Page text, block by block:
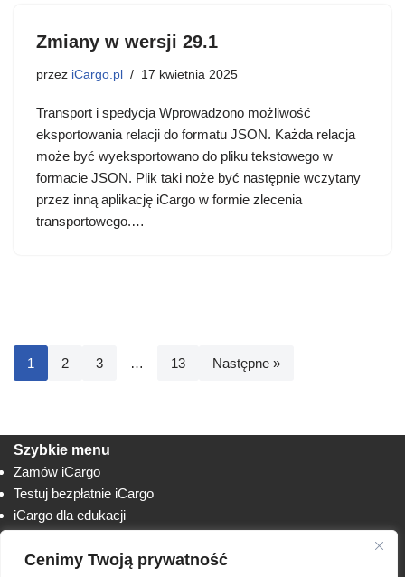
Cenimy Twoją prywatność
Zmiany w wersji 29.1
przez iCargo.pl 17 kwietnia 2025
Transport i spedycja Wprowadzono możliwość
eksportowania relacji do formatu JSON. Każda relacja
może być wyeksportowano do pliku tekstowego w
formacie JSON. Plik taki noże być następnie wczytany
przez inną aplikację iCargo w formie zlecenia
transportowego.…
1 2 3 … 13 Następne »
Szybkie menu
Zamów iCargo
Testuj bezpłatnie iCargo
iCargo dla edukacji
Lista zmian